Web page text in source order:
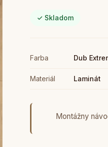
✓ Skladom
Farba Dub
Materiál Laminát
Montážny